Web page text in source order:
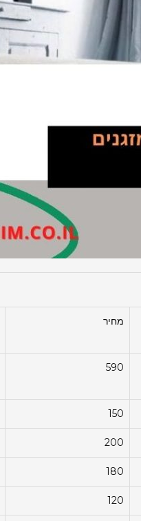
מחיר
590
150
200
180
120